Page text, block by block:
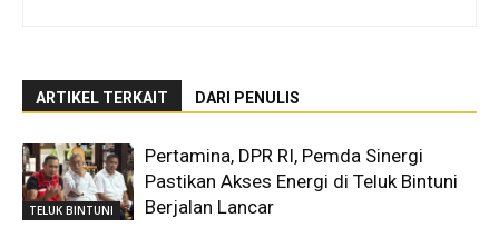
ARTIKEL TERKAIT DARI PENULIS
TELUK BINTUNI
Pertamina, DPR RI, Pemda Sinergi
Pastikan Akses Energi di Teluk Bintuni
Berjalan Lancar